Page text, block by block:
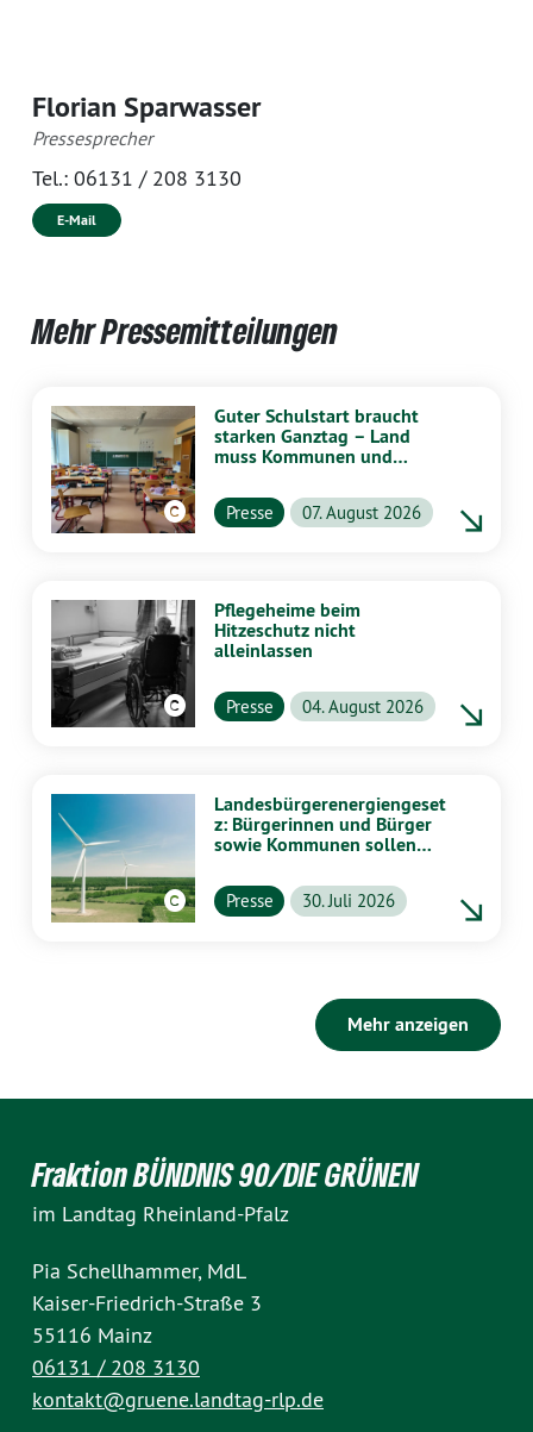
Florian Sparwasser
Pressesprecher
Tel.: 06131 / 208 3130
E-Mail
Mehr Pressemitteilungen
Guter Schulstart braucht
starken Ganztag – Land
muss Kommunen und
unterstützen
Presse 07. August 2026
Pflegeheime beim
Hitzeschutz nicht
alleinlassen
Presse 04. August 2026
Landesbürgerenergiengeset
z: Bürgerinnen und Bürger
sowie Kommunen sollen
profitieren
Presse 30. Juli 2026
Mehr anzeigen
Fraktion BÜNDNIS 90/DIE GRÜNEN
im Landtag Rheinland-Pfalz
Pia Schellhammer, MdL
Kaiser-Friedrich-Straße 3
55116 Mainz
06131 / 208 3130
kontakt@gruene.landtag-rlp.de